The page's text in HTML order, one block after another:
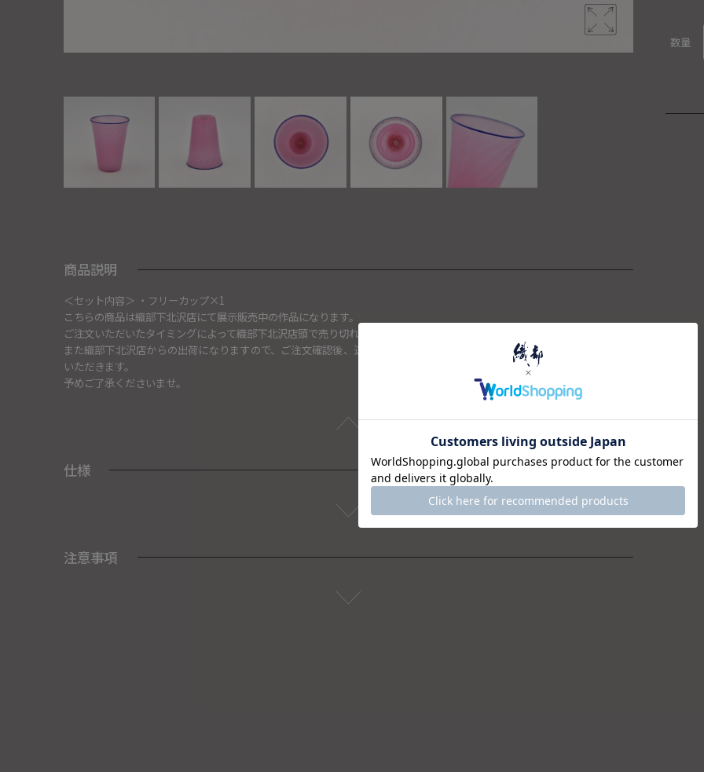
商品説明
＜セット内容＞ ・フリーカップ×1
こちらの商品は織部下北沢店にて展示販売中の作品になります。
ご注文いただいたタイミングによって織部下北沢店頭で売り切れた場合は、キャンセルさせて頂きます。
また織部下北沢店からの出荷になりますので、ご注文確認後、送料を再計算し改めてご請求金額についてのご連絡をさせて
いただきます。
予めご了承くださいませ。
仕様
注意事項
数量